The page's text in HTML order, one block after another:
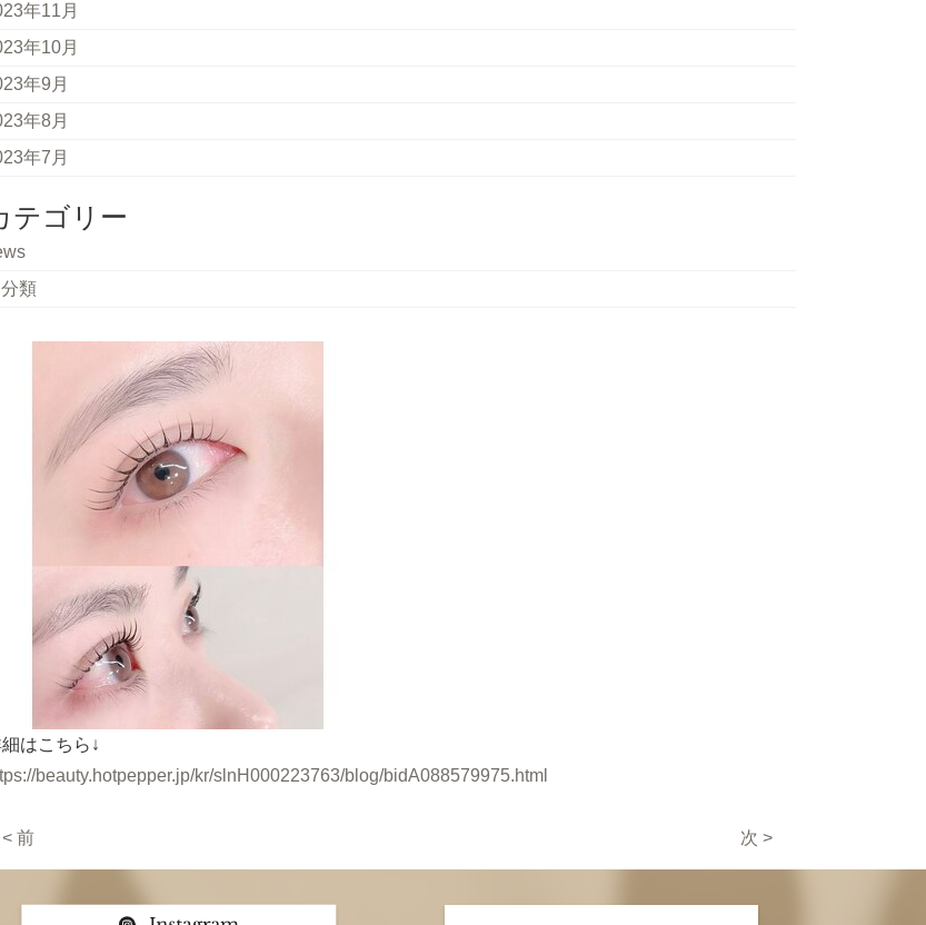
年11月
年10月
年9月
年8月
年7月
テゴリー
類
はこちら↓
beauty.hotpepper.jp/kr/slnH000223763/blog/bidA088579975.html
< 前 次 >